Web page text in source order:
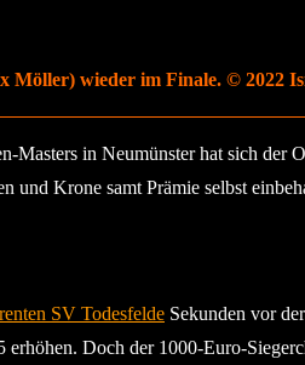
Möller) wieder im Finale. © 2022
in Neumünster hat sich der
und Krone samt Prämie selbst
SV Todesfelde Sekunden vor
Doch der 1000-Euro-